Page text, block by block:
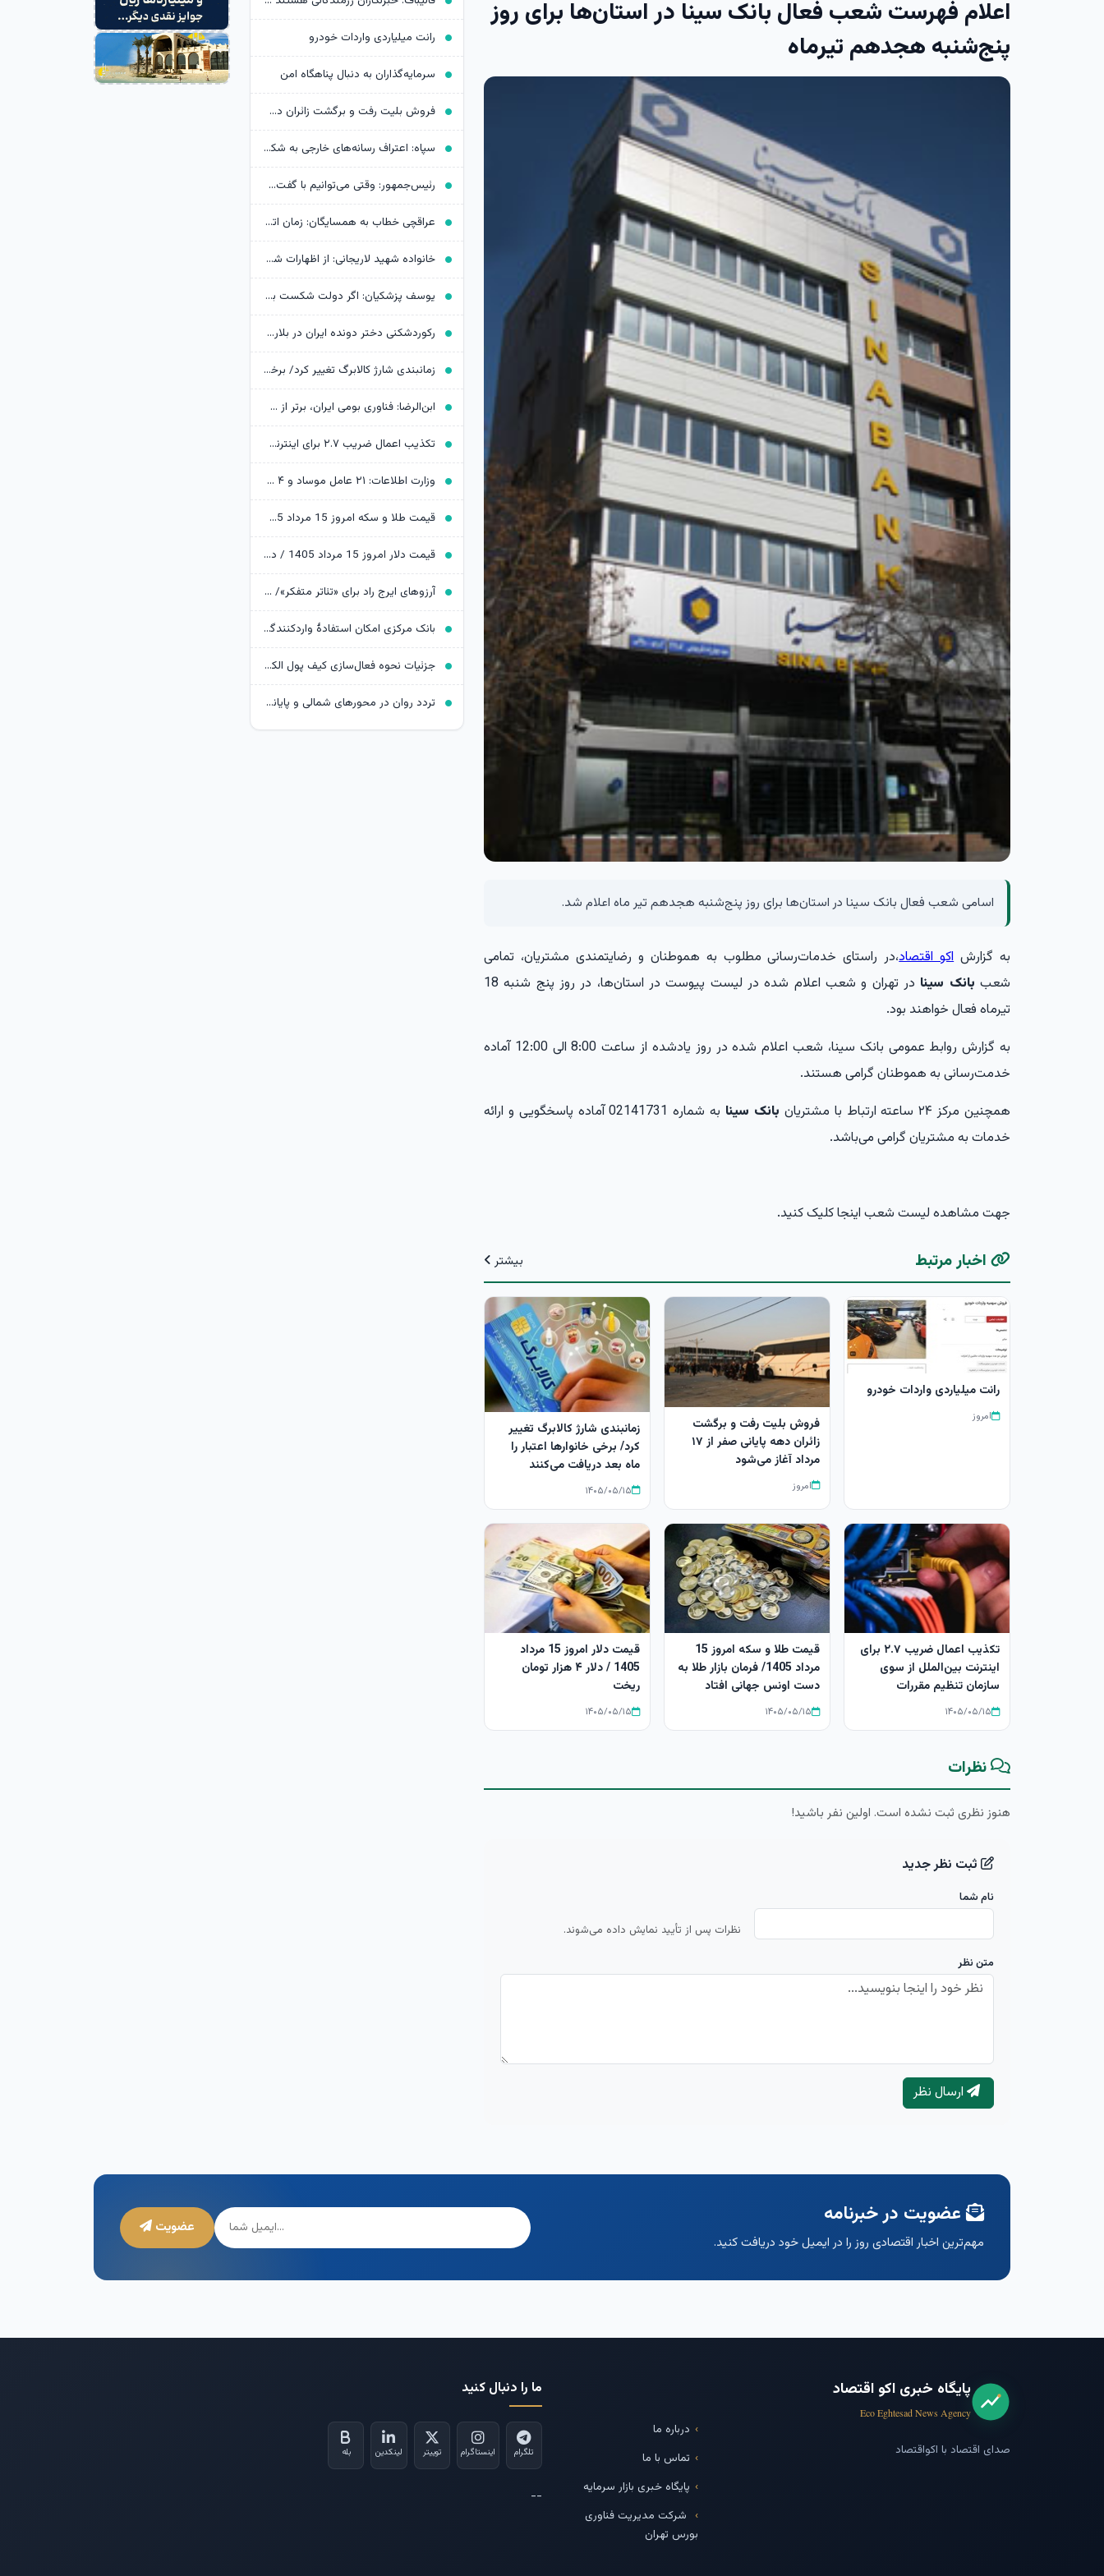
اعلام فهرست شعب فعال بانک سینا در استان‌ها برای روز
پنج‌شنبه هجدهم تیرماه
اسامی شعب فعال بانک سینا در استان‌ها برای روز پنج‌شنبه هجدهم تیر ماه اعلام شد.
به گزارشاکو اقتصاد،در راستای خدمات‌رسانی مطلوب به هموطنان و رضایتمندی مشتریان، تمامی
شعب بانک سینا
در تهران و شعب اعلام شده در لیست پیوست در استان‌ها، در روز پنج شنبه 18
تیرماه فعال خواهند بود.
به گزارش روابط عمومی بانک سینا، شعب اعلام شده در روز یادشده از ساعت 8:00 الی 12:00 آماده
خدمت‌رسانی به هموطنان گرامی هستند.
همچنین مرکز ۲۴ ساعته ارتباط با مشتریان
بانک سینا
به شماره 02141731 آماده پاسخگویی و ارائه
خدمات به مشتریان گرامی می‌باشد.
جهت مشاهده لیست شعب اینجا کلیک کنید.
اخبار مرتبط بیشتر
رانت میلیاردی واردات خودرو
امروز
فروش بلیت رفت و برگشت
زائران دهه پایانی صفر از ۱۷
مرداد آغاز می‌شود
امروز
زمانبندی شارژ کالابرگ تغییر
کرد/ برخی خانوارها اعتبار را
ماه بعد دریافت می‌کنند
۱۴۰۵/۰۵/۱۵
تکذیب اعمال ضریب ۲.۷ برای
اینترنت بین‌الملل از سوی
سازمان تنظیم مقررات
۱۴۰۵/۰۵/۱۵
قیمت طلا و سکه امروز 15
مرداد 1405/ فرمان بازار طلا به
دست اونس جهانی افتاد
۱۴۰۵/۰۵/۱۵
قیمت دلار امروز 15 مرداد
1405 / دلار ۴ هزار تومان
ریخت
۱۴۰۵/۰۵/۱۵
نظرات
هنوز نظری ثبت نشده است. اولین نفر باشید!
ثبت نظر جدید
نام شما
نظرات پس از تأیید نمایش داده می‌شوند.
متن نظر
ارسال نظر
رانت میلیاردی واردات خودرو
سرمایه‌گذاران به دنبال پناهگاه امن
فروش بلیت رفت و برگشت زائران دهه پایانی صفر از ۱۷ مرداد آغاز می‌شود
سپاه: اعتراف رسانه‌های خارجی به شکست ترامپ حاصل مجاهدت رسانه‌های انقلابی است
رئیس‌جمهور: وقتی می‌توانیم با گفت‌وگو حق خود را بگیریم، چرا این کار را نکنیم؟
عراقچی خطاب به همسایگان: زمان اتکا به خود و برادری واقعی فرا رسیده است
خانواده شهید لاریجانی: از اظهارات شتاب‌زده درباره چگونگی شهادت اجتناب کنید
یوسف پزشکیان: اگر دولت شکست بخورد، ایران شکست می‌خورد
رکوردشکنی دختر دونده ایران در بلاروس
زمانبندی شارژ کالابرگ تغییر کرد/ برخی خانوارها اعتبار را ماه بعد دریافت می‌کنند
ابن‌الرضا: فناوری بومی ایران، برتر از هر سامانه وارداتی در منطقه است
تکذیب اعمال ضریب ۲.۷ برای اینترنت بین‌الملل از سوی سازمان تنظیم مقررات
وزارت اطلاعات: ۲۱ عامل موساد و ۴ عضو باندهای مسلح بازداشت شدند
قیمت طلا و سکه امروز 15 مرداد 1405/ فرمان بازار طلا به دست اونس جهانی افتاد
قیمت دلار امروز 15 مرداد 1405 / دلار ۴ هزار تومان ریخت
آرزوهای ایرج راد برای «تئاتر متفکر»/ «آبجی‌ها و آقاجان» روی صحنه می‌رود
بانک مرکزی امکان استفادۀ واردکنندگان دارو از اوراق گام را تا پایان امسال تمدید کرد
جزئیات نحوه فعال‌سازی کیف پول الکترونیک
تردد روان در محورهای شمالی و پایانه‌های مرزی اربعین
عضویت در خبرنامه
مهم‌ترین اخبار اقتصادی روز را در ایمیل خود دریافت کنید.
عضویت
پایگاه خبری اکو اقتصاد
Eco Eghtesad News Agency
صدای اقتصاد با اکواقتصاد
درباره ما
تماس با ما
پایگاه خبری بازار سرمایه
شرکت مدیریت فناوری
بورس تهران
ما را دنبال کنید
تلگرام اینستاگرام توییتر لینکدین بله
--